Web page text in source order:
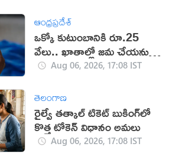
ఆంధ్రప్రదేశ్
ఒక్కో కుటుంబానికి రూ.25
వేలు.. ఖాతాల్లో జ‌మ చేయ‌నున్న
ప్ర‌భుత్వం..!
Aug 06, 2026, 17:08 IST
తెలంగాణ
రైల్వే తత్కాల్ టికెట్ బుకింగ్‌లో
కొత్త టోకెన్ విధానం అమలు
Aug 06, 2026, 17:08 IST